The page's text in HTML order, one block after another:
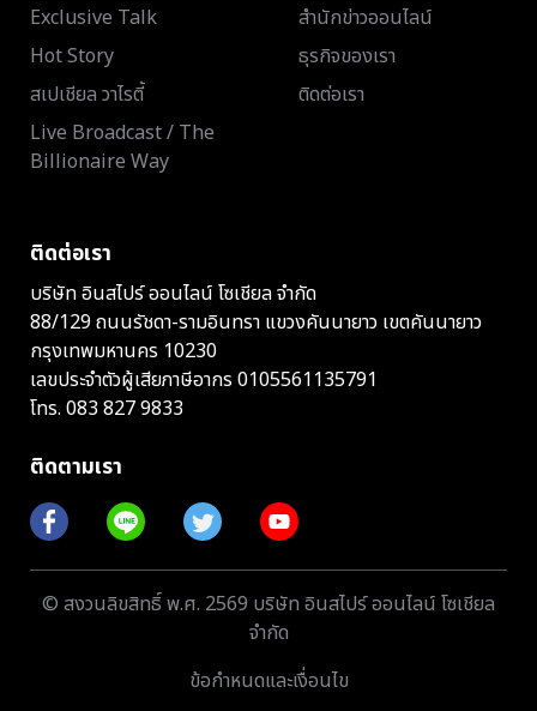
Exclusive Talk
Hot Story
สเปเชียล วาไรตี้
Live Broadcast / The
Billionaire Way
สำนักข่าวออนไลน์
ธุรกิจของเรา
ติดต่อเรา
ติดต่อเรา
บริษัท อินสไปร์ ออนไลน์ โซเชียล จำกัด
88/129 ถนนรัชดา-รามอินทรา แขวงคันนายาว เขตคันนายาว
กรุงเทพมหานคร 10230
เลขประจำตัวผู้เสียภาษีอากร 0105561135791
โทร. 083 827 9833
ติดตามเรา
© สงวนลิขสิทธิ์ พ.ศ. 2569 บริษัท อินสไปร์ ออนไลน์ โซเชียล
จำกัด
ข้อกำหนดและเงื่อนไข